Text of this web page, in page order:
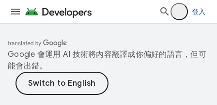
登入
Google 會運用 AI 技術將內容翻譯成你偏好的語言，但可
能會出錯。